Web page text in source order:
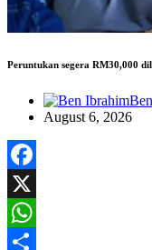
Peruntukan segera RM30,000
August 6, 2026
Facebook
X
WhatsApp